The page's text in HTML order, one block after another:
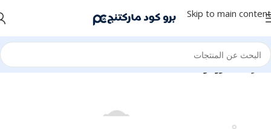
Skip to main content
الرئيسية برو كود